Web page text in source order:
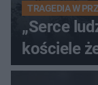
TRAGEDIA W
„Serce
kościele